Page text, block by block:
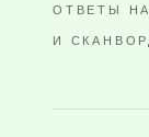
ОТВЕТЫ
И